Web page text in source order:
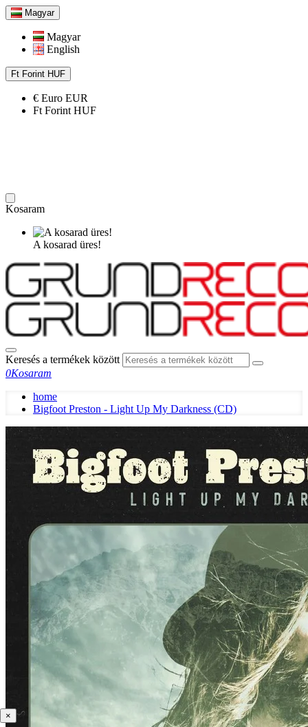
Magyar
Magyar
English
Ft Forint HUF
€ Euro EUR
Ft Forint HUF
Kosaram
A kosarad üres!
Keresés a termékek között
0Kosaram
home
Bigfoot Preston - Light Up My Darkness (CD)
×